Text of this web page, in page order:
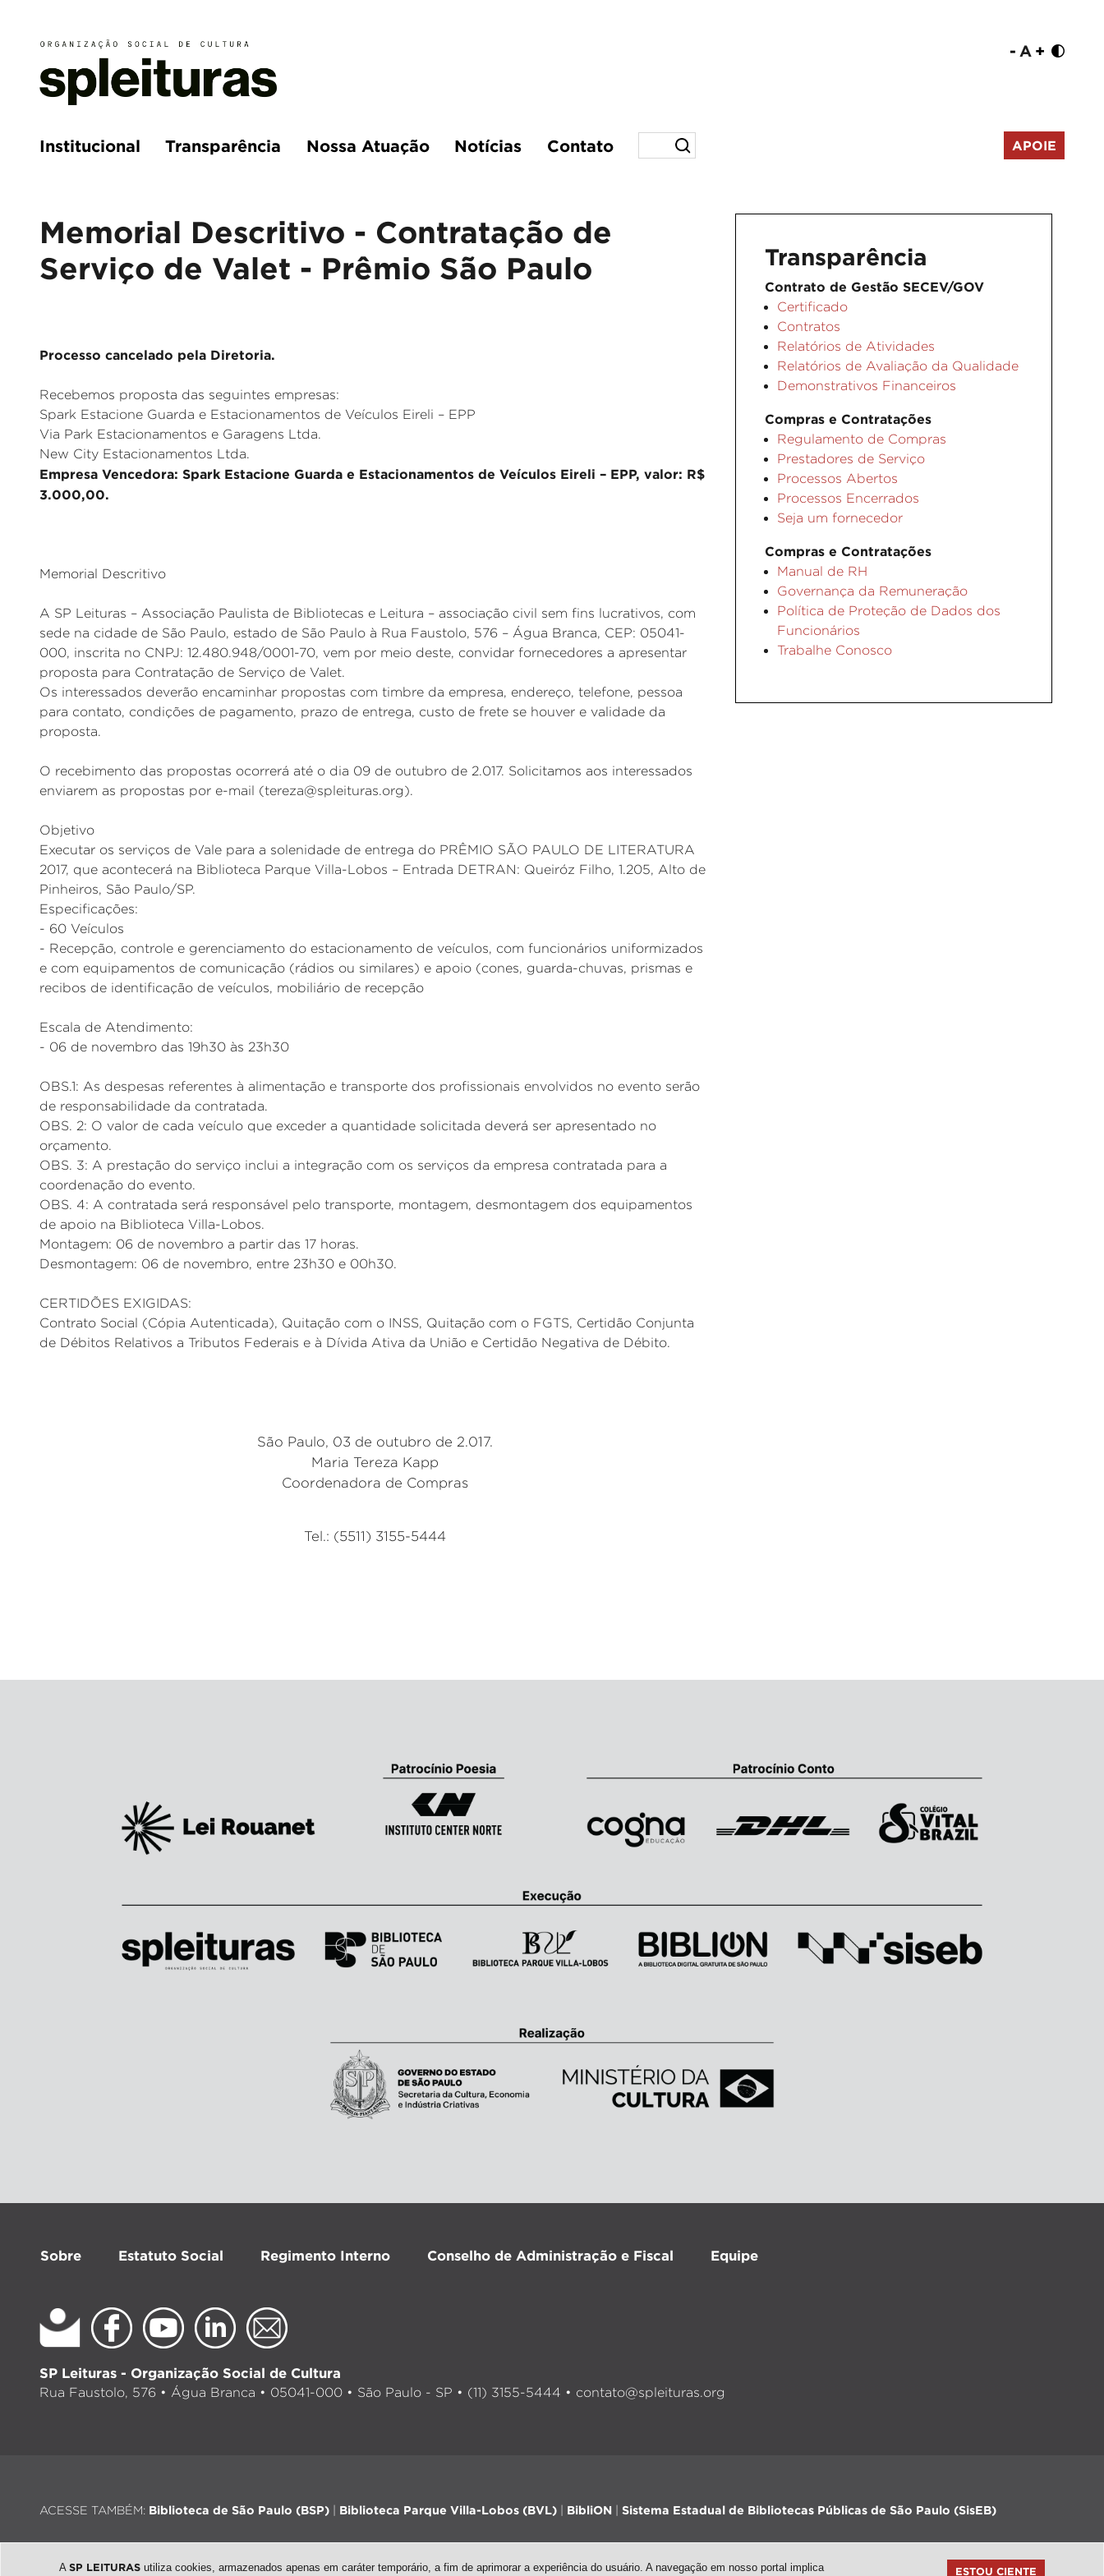
- A +
Institucional Transparência Nossa Atuação Notícias Contato APOIE
Memorial Descritivo - Contratação de
Serviço de Valet - Prêmio São Paulo
Processo cancelado pela Diretoria.
Recebemos proposta das seguintes empresas:
Spark Estacione Guarda e Estacionamentos de Veículos Eireli – EPP
Via Park Estacionamentos e Garagens Ltda.
New City Estacionamentos Ltda.
Empresa Vencedora: Spark Estacione Guarda e Estacionamentos de Veículos Eireli – EPP, valor: R$
3.000,00.
Memorial Descritivo
A SP Leituras – Associação Paulista de Bibliotecas e Leitura – associação civil sem fins lucrativos, com
sede na cidade de São Paulo, estado de São Paulo à Rua Faustolo, 576 – Água Branca, CEP: 05041-
000, inscrita no CNPJ: 12.480.948/0001-70, vem por meio deste, convidar fornecedores a apresentar
proposta para Contratação de Serviço de Valet.
Os interessados deverão encaminhar propostas com timbre da empresa, endereço, telefone, pessoa
para contato, condições de pagamento, prazo de entrega, custo de frete se houver e validade da
proposta.
O recebimento das propostas ocorrerá até o dia 09 de outubro de 2.017. Solicitamos aos interessados
enviarem as propostas por e-mail (tereza@spleituras.org).
Objetivo
Executar os serviços de Vale para a solenidade de entrega do PRÊMIO SÃO PAULO DE LITERATURA
2017, que acontecerá na Biblioteca Parque Villa-Lobos – Entrada DETRAN: Queiróz Filho, 1.205, Alto de
Pinheiros, São Paulo/SP.
Especificações:
- 60 Veículos
- Recepção, controle e gerenciamento do estacionamento de veículos, com funcionários uniformizados
e com equipamentos de comunicação (rádios ou similares) e apoio (cones, guarda-chuvas, prismas e
recibos de identificação de veículos, mobiliário de recepção
Escala de Atendimento:
- 06 de novembro das 19h30 às 23h30
OBS.1: As despesas referentes à alimentação e transporte dos profissionais envolvidos no evento serão
de responsabilidade da contratada.
OBS. 2: O valor de cada veículo que exceder a quantidade solicitada deverá ser apresentado no
orçamento.
OBS. 3: A prestação do serviço inclui a integração com os serviços da empresa contratada para a
coordenação do evento.
OBS. 4: A contratada será responsável pelo transporte, montagem, desmontagem dos equipamentos
de apoio na Biblioteca Villa-Lobos.
Montagem: 06 de novembro a partir das 17 horas.
Desmontagem: 06 de novembro, entre 23h30 e 00h30.
CERTIDÕES EXIGIDAS:
Contrato Social (Cópia Autenticada), Quitação com o INSS, Quitação com o FGTS, Certidão Conjunta
de Débitos Relativos a Tributos Federais e à Dívida Ativa da União e Certidão Negativa de Débito.
São Paulo, 03 de outubro de 2.017.
Maria Tereza Kapp
Coordenadora de Compras
Tel.: (5511) 3155-5444
Transparência
Contrato de Gestão SECEV/GOV
Certificado
Contratos
Relatórios de Atividades
Relatórios de Avaliação da Qualidade
Demonstrativos Financeiros
Compras e Contratações
Regulamento de Compras
Prestadores de Serviço
Processos Abertos
Processos Encerrados
Seja um fornecedor
Compras e Contratações
Manual de RH
Governança da Remuneração
Política de Proteção de Dados dos
Funcionários
Trabalhe Conosco
Sobre Estatuto Social Regimento Interno Conselho de Administração e Fiscal Equipe
SP Leituras - Organização Social de Cultura
Rua Faustolo, 576 • Água Branca • 05041-000 • São Paulo - SP • (11) 3155-5444 • contato@spleituras.org
ACESSE TAMBÉM: Biblioteca de São Paulo (BSP) Biblioteca Parque Villa-Lobos (BVL) BibliON Sistema Estadual de Bibliotecas Públicas de São Paulo (SisEB)
A SP LEITURAS utiliza cookies, armazenados apenas em caráter temporário, a fim de aprimorar a experiência do usuário. A navegação em nosso portal implica ESTOU CIENTE